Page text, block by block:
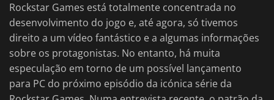
Rockstar Games está totalmente concentrada no
desenvolvimento do jogo e, até agora, só tivemos
direito a um vídeo fantástico e a algumas informações
sobre os protagonistas. No entanto, há muita
especulação em torno de um possível lançamento
para PC do próximo episódio da icónica série da